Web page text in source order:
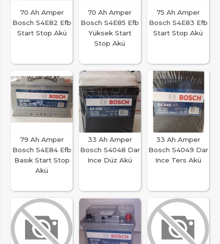
70 Ah Amper
Bosch S4E82 Efb
Start Stop Akü
70 Ah Amper
Bosch S4E85 Efb
Yüksek Start
Stop Akü
75 Ah Amper
Bosch S4E83 Efb
Start Stop Akü
79 Ah Amper
Bosch S4E84 Efb
Basık Start Stop
Akü
33 Ah Amper
Bosch S4048 Dar
Ince Düz Akü
33 Ah Amper
Bosch S4049 Dar
Ince Ters Akü